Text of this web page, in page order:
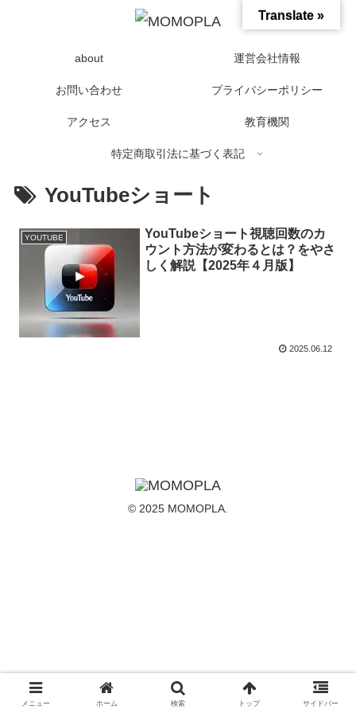
about 運営会社情報
お問い合わせ プライバシーポリシー
アクセス 教育機関
特定商取引法に基づく表記
YouTubeショート
YOUTUBE
YouTubeショート視聴回数のカ
ウント方法が変わるとは？をやさ
しく解説【2025年４月版】
2025.06.12
© 2025 MOMOPLA.
メニュー ホーム 検索 トップ サイドバー
Translate »